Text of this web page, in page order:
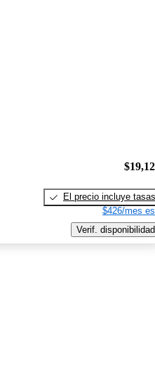
El precio incluye tasas
$426/mes
Verif. disponibilidad